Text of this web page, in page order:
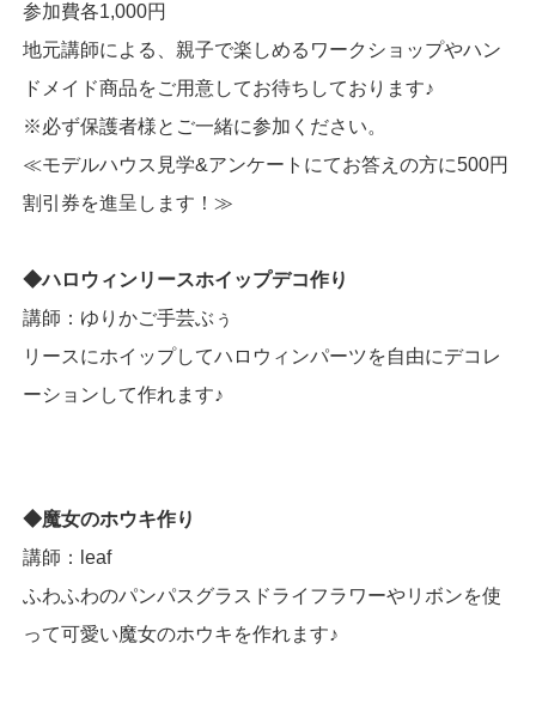
参加費各1,000円
地元講師による、親子で楽しめるワークショップやハン
ドメイド商品をご用意してお待ちしております♪
※必ず保護者様とご一緒に参加ください。
≪モデルハウス見学&アンケートにてお答えの方に500円
割引券を進呈します！≫
◆ハロウィンリースホイップデコ作り
講師：ゆりかご手芸ぶぅ
リースにホイップしてハロウィンパーツを自由にデコレ
ーションして作れます♪
◆魔女のホウキ作り
講師：leaf
ふわふわのパンパスグラスドライフラワーやリボンを使
って可愛い魔女のホウキを作れます♪